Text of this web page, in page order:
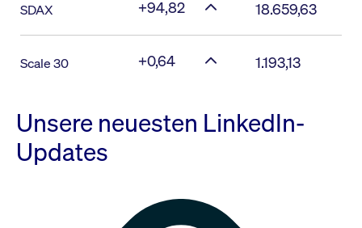
SDAX +94,82 18.659,63
Scale 30 +0,64 1.193,13
Unsere neuesten LinkedIn-
Updates